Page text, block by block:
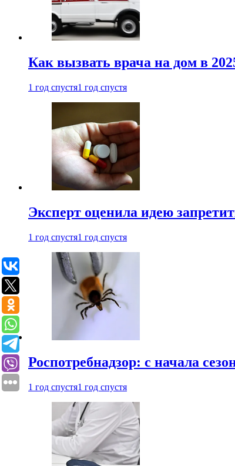
Как вызвать врача на дом в
1 год спустя1 год спустя
Эксперт оценила идею
1 год спустя1 год спустя
Роспотребнадзор: с начала
1 год спустя1 год спустя